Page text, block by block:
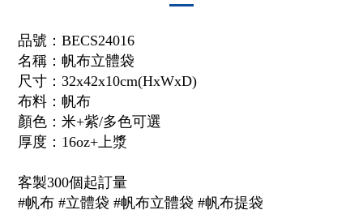
品號： BECS24016
名稱： 帆布立體袋
尺寸：32x42x10cm(HxWxD)
布料：帆布
顏色：米+紫/多色可選
厚度：16oz+上漿
客製300個起訂量
#帆布 #立體袋 #帆布立體袋 #帆布提袋